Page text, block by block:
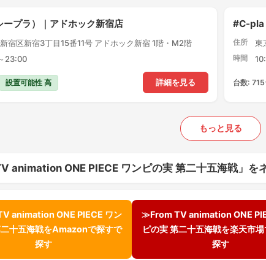
プラ）｜アドホック新宿店
宿区新宿3丁目15番11号 アドホック新宿 1階・M2階
23:00
詳細を見る
設置可能性 高
#C-pla
住所 東
時間
台数: 715
もっと見る
animation ONE PIECE ワンピの実 第二十五海戦」を
animation ONE PIECE ワン
二十五海戦をAmazonで探すで
探す
≫From TV animation ONE
ピの実 第二十五海戦を楽天市
探す